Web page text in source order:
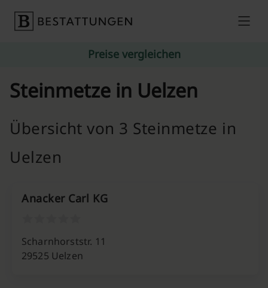
Preise vergleichen
Steinmetze in Uelzen
Übersicht von 3 Steinmetze in
Uelzen
Anacker Carl KG
Scharnhorststr. 11
29525 Uelzen